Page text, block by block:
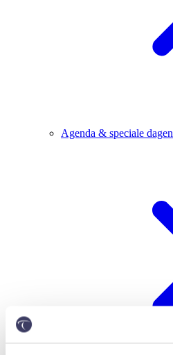
Agenda & speciale dagen